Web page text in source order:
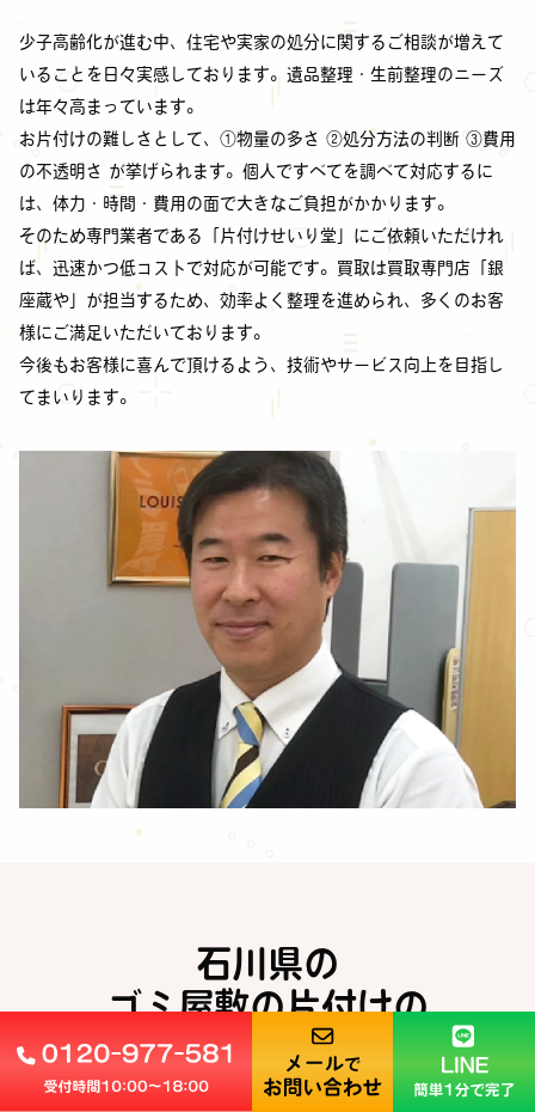
少子高齢化が進む中、住宅や実家の処分に関するご相談が増えて
いることを日々実感しております。遺品整理・生前整理のニーズ
は年々高まっています。
お片付けの難しさとして、①物量の多さ ②処分方法の判断 ③費用
の不透明さ が挙げられます。個人ですべてを調べて対応するに
は、体力・時間・費用の面で大きなご負担がかかります。
そのため専門業者である「片付けせいり堂」にご依頼いただけれ
ば、迅速かつ低コストで対応が可能です。買取は買取専門店「銀
座蔵や」が担当するため、効率よく整理を進められ、多くのお客
様にご満足いただいております。
今後もお客様に喜んで頂けるよう、技術やサービス向上を目指し
てまいります。
石川県の
ゴミ屋敷の片付けの
ご利用と作業の流れ
FLOW